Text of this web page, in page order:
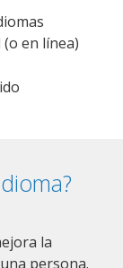
en línea)
la
persona.